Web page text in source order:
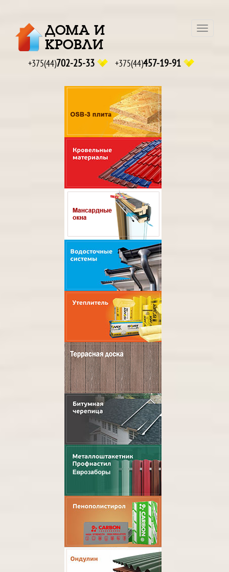
ДОМА И
КРОВЛИ
+375(44)702-25-33 +375(44)457-19-91